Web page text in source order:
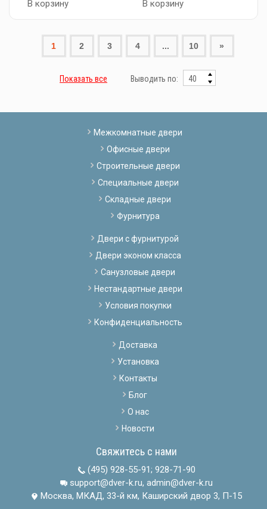
В корзину
В корзину
1 2 3 4 ... 10 »
Показать все Выводить по:
Межкомнатные двери
Офисные двери
Строительные двери
Специальные двери
Складные двери
Фурнитура
Двери с фурнитурой
Двери эконом класса
Санузловые двери
Нестандартные двери
Условия покупки
Конфиденциальность
Доставка
Установка
Контакты
Блог
О нас
Новости
Свяжитесь с нами
(495) 928-55-91; 928-71-90
support@dver-k.ru, admin@dver-k.ru
Москва, МКАД, 33-й км, Каширский двор 3, П-15